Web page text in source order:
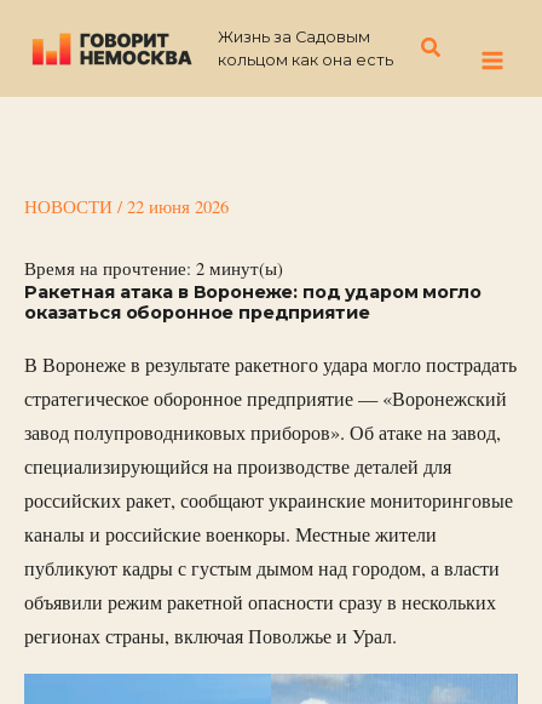
содержимому
Жизнь за Садовым
кольцом как она есть
Поиск
НОВОСТИ / 22 июня 2026
Время на прочтение: 2 минут(ы)
Ракетная атака в Воронеже: под ударом могло
оказаться оборонное предприятие
В Воронеже в результате ракетного удара могло пострадать
стратегическое оборонное предприятие — «Воронежский
завод полупроводниковых приборов». Об атаке на завод,
специализирующийся на производстве деталей для
российских ракет, сообщают украинские мониторинговые
каналы и российские военкоры. Местные жители
публикуют кадры с густым дымом над городом, а власти
объявили режим ракетной опасности сразу в нескольких
регионах страны, включая Поволжье и Урал.